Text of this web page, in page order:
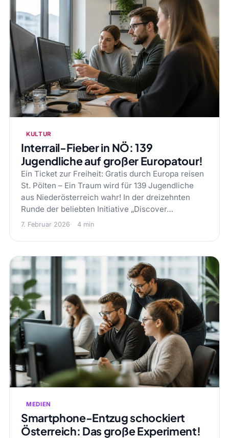
KULTUR
Interrail-Fieber in NÖ: 139
Jugendliche auf großer Europatour!
Ein Ticket zur Freiheit: Gratis durch Europa reisen
St. Pölten – Ein Traum wird für 139 Jugendliche
aus Niederösterreich wahr! In der dreizehnten
Runde der beliebten Initiative „Discover…
7. Februar 2026 4 min
MEDIEN
Smartphone-Entzug schockiert
Österreich: Das große Experiment!